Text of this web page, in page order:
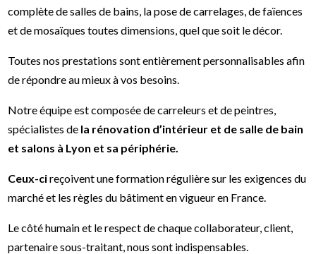
complète de salles de bains, la pose de carrelages, de faïences
et de mosaïques toutes dimensions, quel que soit le décor.
Toutes nos prestations sont entièrement personnalisables afin
de répondre au mieux à vos besoins.
Notre équipe est composée de carreleurs et de peintres,
spécialistes de la rénovation d’intérieur et de salle de bain
et salons à Lyon et sa périphérie.
Ceux-cireçoivent une formation régulière sur les exigences du
marché et les règles du bâtiment en vigueur en France.
Le côté humain et le respect de chaque collaborateur, client,
partenaire sous-traitant, nous sont indispensables.